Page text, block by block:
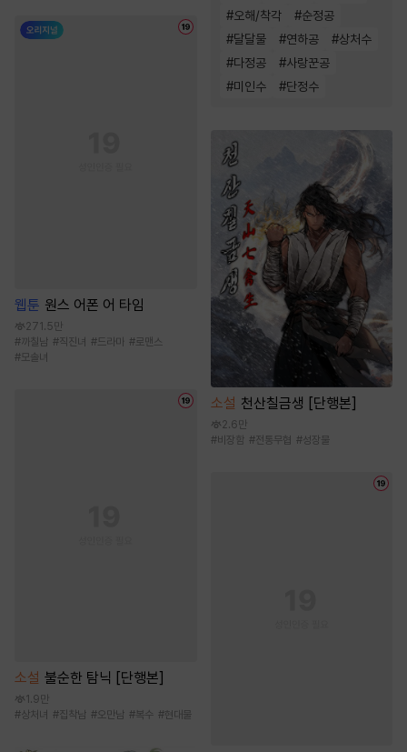
웹툰 원스 어폰 어 타임
271.5만
#까칠남 #직진녀 #드라마 #로맨스
#모솔녀
소설 불순한 탐닉 [단행본]
1.9만
#상처녀 #집착남 #오만남 #복수 #현대물
#오해/착각 #순정공
#달달물 #연하공 #상처수
#다정공 #사랑꾼공
#미인수 #단정수
소설 천산칠금생 [단행본]
2.6만
#비장함 #전통무협 #성장물